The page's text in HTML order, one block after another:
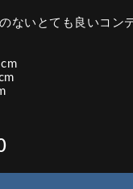
ないとても良いコン